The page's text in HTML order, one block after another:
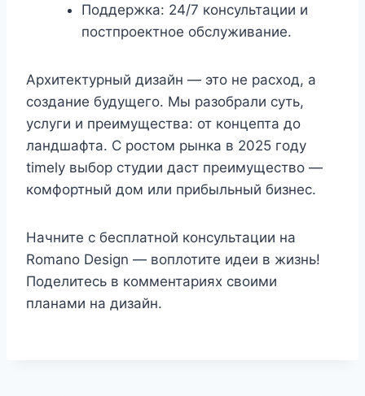
Поддержка: 24/7 консультации и
постпроектное обслуживание.
Архитектурный дизайн — это не расход, а
создание будущего. Мы разобрали суть,
услуги и преимущества: от концепта до
ландшафта. С ростом рынка в 2025 году
timely выбор студии даст преимущество —
комфортный дом или прибыльный бизнес.
Начните с бесплатной консультации на
Romano Design — воплотите идеи в жизнь!
Поделитесь в комментариях своими
планами на дизайн.